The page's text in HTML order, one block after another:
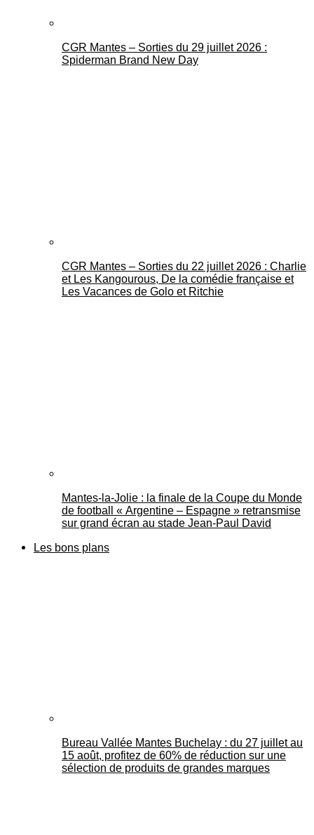
CGR Mantes – Sorties du 29 juillet 2026 :
Spiderman Brand New Day
CGR Mantes – Sorties du 22 juillet 2026 : Charlie
et Les Kangourous, De la comédie française et
Les Vacances de Golo et Ritchie
Mantes-la-Jolie : la finale de la Coupe du Monde
de football « Argentine – Espagne » retransmise
sur grand écran au stade Jean-Paul David
Les bons plans
Bureau Vallée Mantes Buchelay : du 27 juillet au
15 août, profitez de 60% de réduction sur une
sélection de produits de grandes marques